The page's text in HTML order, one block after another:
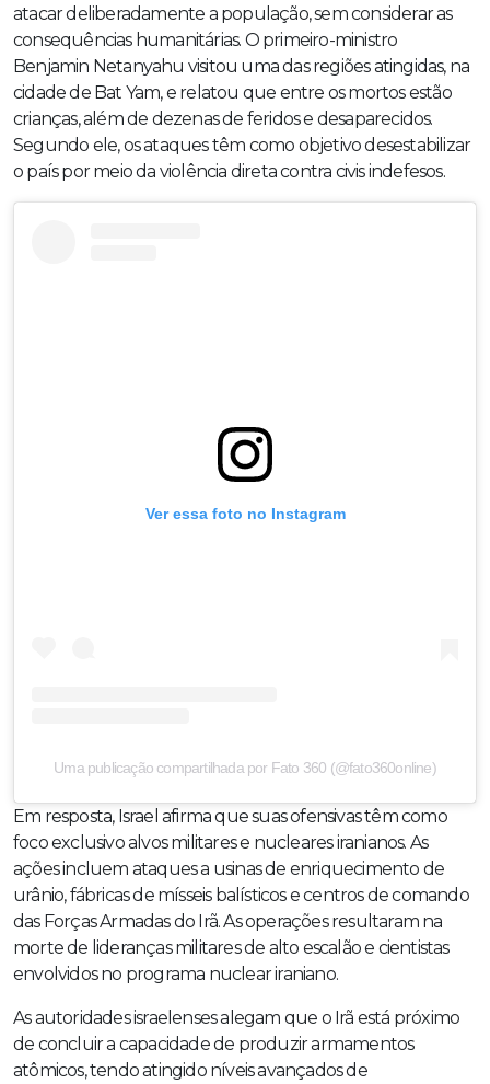
atacar deliberadamente a população, sem considerar as
consequências humanitárias. O primeiro-ministro
Benjamin Netanyahu visitou uma das regiões atingidas, na
cidade de Bat Yam, e relatou que entre os mortos estão
crianças, além de dezenas de feridos e desaparecidos.
Segundo ele, os ataques têm como objetivo desestabilizar
o país por meio da violência direta contra civis indefesos.
Ver essa foto no Instagram
Uma publicação compartilhada por Fato 360 (@fato360online)
Em resposta, Israel afirma que suas ofensivas têm como
foco exclusivo alvos militares e nucleares iranianos. As
ações incluem ataques a usinas de enriquecimento de
urânio, fábricas de mísseis balísticos e centros de comando
das Forças Armadas do Irã. As operações resultaram na
morte de lideranças militares de alto escalão e cientistas
envolvidos no programa nuclear iraniano.
As autoridades israelenses alegam que o Irã está próximo
de concluir a capacidade de produzir armamentos
atômicos, tendo atingido níveis avançados de